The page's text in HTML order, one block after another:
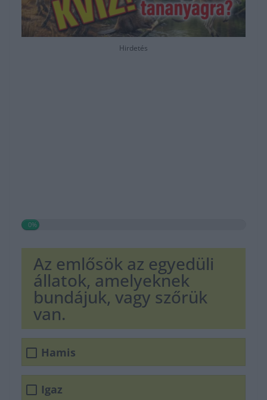
Hirdetés
0%
Az emlősök az egyedüli
állatok, amelyeknek
bundájuk, vagy szőrük
van.
Hamis
Igaz